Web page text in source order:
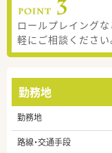
ロールプレイング
軽にご相談ください
勤務地
勤務地
路線・交通手段